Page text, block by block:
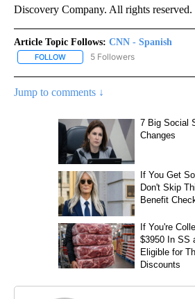
Discovery Company. All rights reserved.
Article Topic Follows: CNN - Spanish
FOLLOW FOLLOW "CNN - SPANISH" TO
5 Followers
Jump to comments ↓